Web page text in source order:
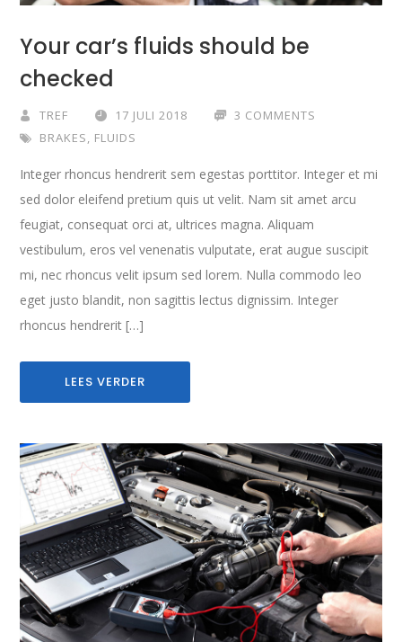
Your car’s fluids should be
checked
TREF 17 JULI 2018
3 COMMENTS
BRAKES, FLUIDS
Integer rhoncus hendrerit sem egestas porttitor. Integer et mi
sed dolor eleifend pretium quis ut velit. Nam sit amet arcu
feugiat, consequat orci at, ultrices magna. Aliquam
vestibulum, eros vel venenatis vulputate, erat augue suscipit
mi, nec rhoncus velit ipsum sed lorem. Nulla commodo leo
eget justo blandit, non sagittis lectus dignissim. Integer
rhoncus hendrerit […]
LEES VERDER